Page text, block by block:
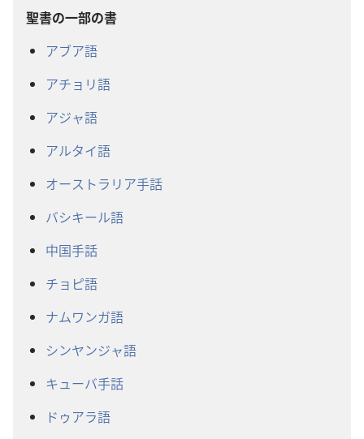
聖書の一部の書
アブア語
アチョリ語
アジャ語
アルタイ語
オーストラリア手話
バシキール語
中国手話
チョピ語
ナムワンガ語
シンヤンジャ語
キューバ手話
ドゥアラ語